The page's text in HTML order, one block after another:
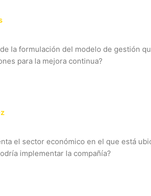
la formulación del modelo de gestión
para la mejora continua?
el sector económico en el que está
implementar la compañía?